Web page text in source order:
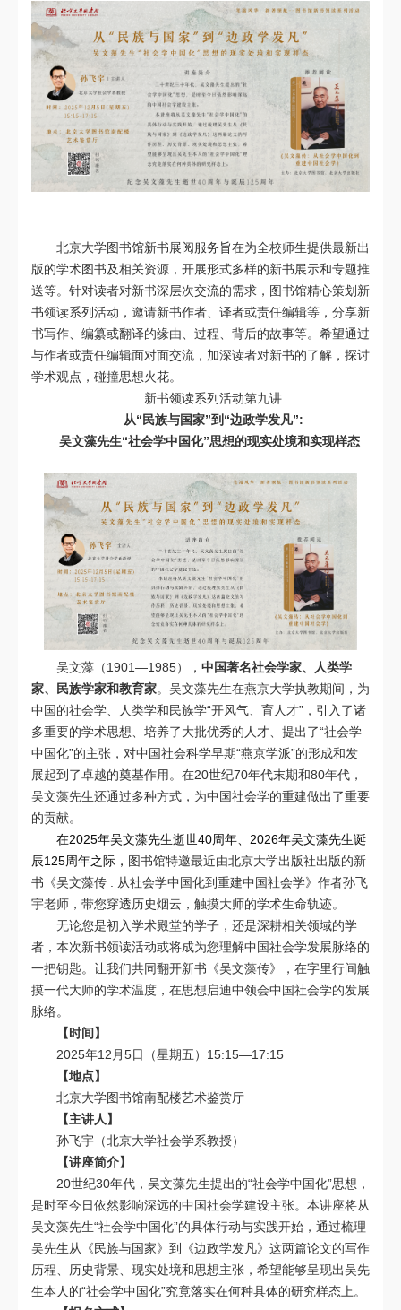
北京大学图书馆新书展阅服务旨在为全校师生提供最新出
版的学术图书及相关资源，开展形式多样的新书展示和专题推
送等。针对读者对新书深层次交流的需求，图书馆精心策划新
书领读系列活动，邀请新书作者、译者或责任编辑等，分享新
书写作、编纂或翻译的缘由、过程、背后的故事等。希望通过
与作者或责任编辑面对面交流，加深读者对新书的了解，探讨
学术观点，碰撞思想火花。
新书领读系列活动第九讲
从“民族与国家”到“边政学发凡”:
吴文藻先生“社会学中国化”思想的现实处境和实现样态
吴文藻（1901—1985）， 中国著名社会学家、人类学
家、民族学家和教育家。 吴文藻先生在燕京大学执教期间，为
中国的社会学、人类学和民族学“开风气、育人才”，引入了诸
多重要的学术思想、培养了大批优秀的人才、提出了“社会学
中国化”的主张，对中国社会科学早期“燕京学派”的形成和发
展起到了卓越的奠基作用。在20世纪70年代末期和80年代，
吴文藻先生还通过多种方式，为中国社会学的重建做出了重要
的贡献。
在2025年吴文藻先生逝世40周年、2026年吴文藻先生诞
辰125周年之际， 图书馆特邀最近由北京大学出版社出版的新
书《吴文藻传 : 从社会学中国化到重建中国社会学》作者孙飞
宇老师，带您穿透历史烟云，触摸大师的学术生命轨迹。
无论您是初入学术殿堂的学子，还是深耕相关领域的学
者，本次新书领读活动或将成为您理解中国社会学发展脉络的
一把钥匙。让我们共同翻开新书《吴文藻传》，在字里行间触
摸一代大师的学术温度， 在思想启迪中领会中国社会学的发展
脉络。
【时间】
2025年12月5日（星期五）15:15—17:15
【地点】
北京大学图书馆南配楼艺术鉴赏厅
【主讲人】
孙飞宇（北京大学社会学系教授）
【讲座简介】
20世纪30年代，吴文藻先生提出的“社会学中国化”思想，
是时至今日依然影响深远的中国社会学建设主张。本讲座将从
吴文藻先生“社会学中国化”的具体行动与实践开始，通过梳理
吴先生从《民族与国家》到《边政学发凡》这两篇论文的写作
历程、历史背景、现实处境和思想主张，希望能够呈现出吴先
生本人的“社会学中国化”究竟落实在何种具体的研究样态上。